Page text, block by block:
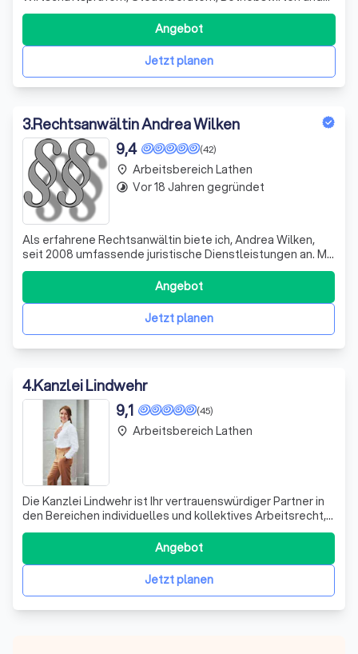
Fachanwälten. Seit 1995 unterstützen wir unsere
Mandanten erfolgreich in schwierigen Finanzsituationen.
Wir sehen uns nicht nur als Ansprechpartner, sondern auch
als Ratgeber und Umsetzer von Lösungen.
Jetzt planen
Angebot
3.Rechtsanwältin Andrea Wilken
(42)
9,4
Als erfahrene Rechtsanwältin biete ich, Andrea Wilken,
seit 2008 umfassende juristische Dienstleistungen an. Mit
meiner Expertise in verschiedenen Rechtsgebieten stehe
ich Ihnen zur Seite, um Ihre Interessen bestmöglich zu
vertreten. Meine Arbeit zeichnet sich durch hohe
Professionalität, Sorgfalt uJetzt planen
Angebot
place Arbeitsbereich Lathen
timelapse Vor 18 Jahren gegründet
4.Kanzlei Lindwehr
(45)
9,1
Die Kanzlei Lindwehr ist Ihr vertrauenswürdiger Partner in
den Bereichen individuelles und kollektives Arbeitsrecht,
Miet- und Wohnungseigentumsrecht sowie im gesamten
Zivilrecht. Wir bieten umfassende Beratung, übernehmen
die außergerichtliche Korrespondenz, führen
Vergleichsgespräche und sind vera
Jetzt planen
Angebot
place Arbeitsbereich Lathen